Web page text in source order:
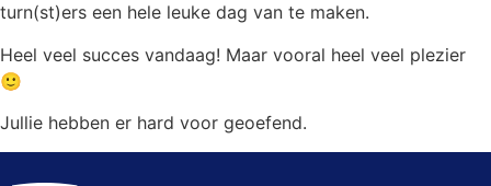
turn(st)ers een hele leuke dag van te maken.
Heel veel succes vandaag! Maar vooral heel veel plezier
🙂
Jullie hebben er hard voor geoefend.